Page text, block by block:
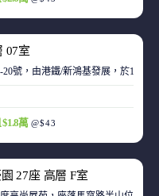
07室
號，由港鐵/新鴻基發展，於
$1.8萬 @$43
27座 高層 F室